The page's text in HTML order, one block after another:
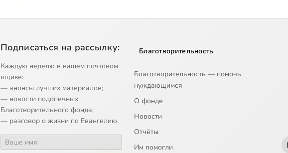
Подписаться на рассылку:
Каждую неделю в вашем почтовом
ящике:
— анонсы лучших материалов;
— новости подопечных
Благотворительного фонда;
— разговор о жизни по Евангелию.
Благотворительность
Благотворительность — помочь
нуждающимся
О фонде
Новости
Отчёты
Им помогли